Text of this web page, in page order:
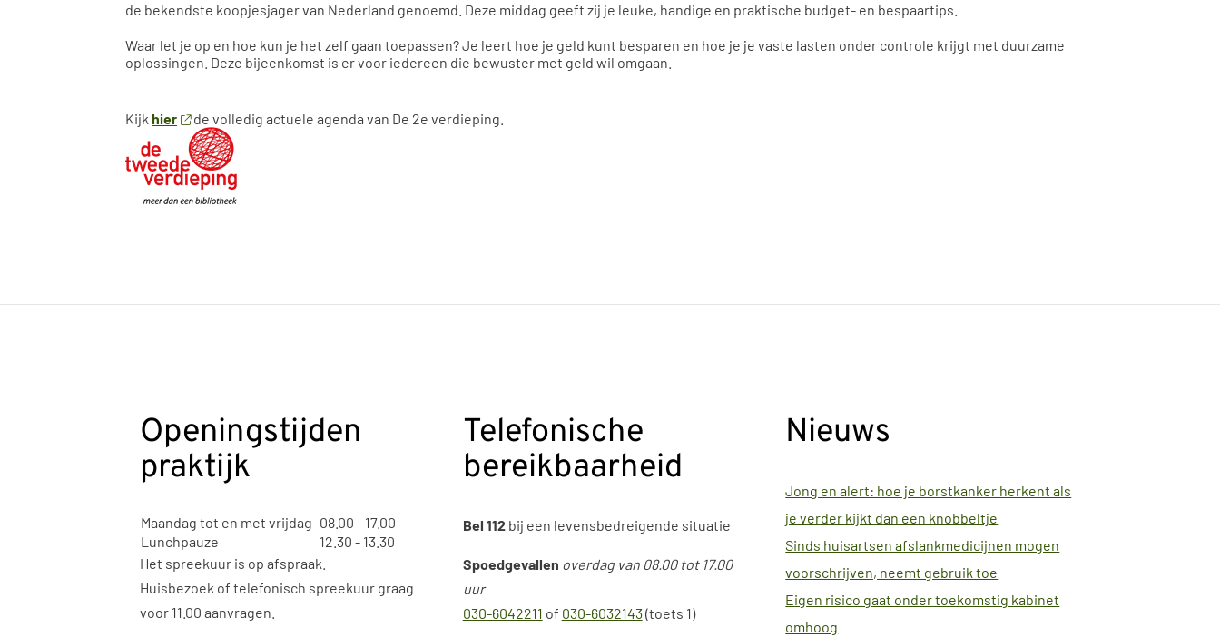
de bekendste koopjesjager van Nederland genoemd. Deze middag geeft zij je leuke, handige en praktische budget- en bespaartips.
Waar let je op en hoe kun je het zelf gaan toepassen? Je leert hoe je geld kunt besparen en hoe je je vaste lasten onder controle krijgt met duurzame
oplossingen. Deze bijeenkomst is er voor iedereen die bewuster met geld wil omgaan.
Kijk hier de volledig actuele agenda van De 2e verdieping.
Openingstijden
praktijk
Maandag tot en met vrijdag 08.00 - 17.00
Lunchpauze
12.30 - 13.30
Het spreekuur is op afspraak.
Huisbezoek of telefonisch spreekuur graag
voor 11.00 aanvragen.
Telefonische
bereikbaarheid
Bel 112 bij een levensbedreigende situatie
Spoedgevallen overdag van 08.00 tot 17.00
uur
030-6042211 of 030-6032143(toets 1)
Nieuws
Jong en alert: hoe je borstkanker herkent als
je verder kijkt dan een knobbeltje
Sinds huisartsen afslankmedicijnen mogen
voorschrijven, neemt gebruik toe
Eigen risico gaat onder toekomstig kabinet
omhoog